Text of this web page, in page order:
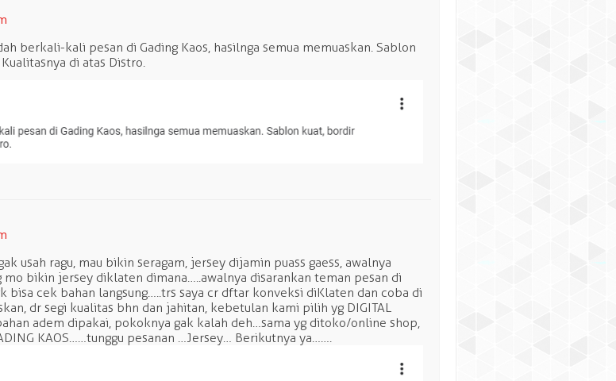
berkali-kali pesan di Gading Kaos, hasilnga semua memuaskan. Sablon
di atas Distro.
usah ragu, mau bikin seragam, jersey dijamin puass gaess, awalnya
mo bikin jersey diklaten dimana…..awalnya disarankan teman pesan di
bisa cek bahan langsung…..trs saya cr dftar konveksi diKlaten dan coba di
dr segi kualitas bhn dan jahitan, kebetulan kami pilih yg DIGITAL
adem dipakai, pokoknya gak kalah deh…sama yg ditoko/online shop,
KAOS……tunggu pesanan …Jersey… Berikutnya ya…….